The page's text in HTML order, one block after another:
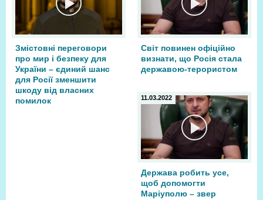
Змістовні переговори
про мир і безпеку для
України – єдиний шанс
для Росії зменшити
шкоду від власних
помилок
Світ повинен офіційно
визнати, що Росія стала
державою-терористом
11.03.2022
Держава робить усе,
щоб допомогти
Маріуполю – звер